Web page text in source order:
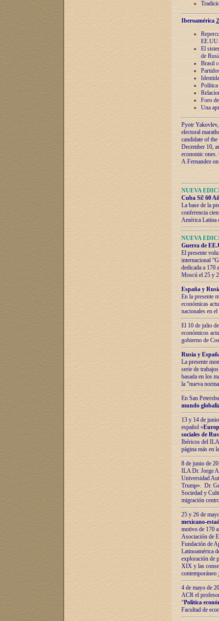
Iberoamérica
EE.UU.
El
de
Brasil
Política
Foro
Una
Pyotr
electoral
candidate of
December 10,
economic
A.Fernandez
NUEVA
Cuba Sí! 60
La base de la
conferencia
América Latina
NUEVA
Guerra de
El presente
internacional
dedicada a 170
Moscú el 25 y
España y
En la presente
económicas
nacionales en
El 10 de julio
económicos
gobierno de
Rusia y
La presente
serie de
basada en los
la “nueva
En San
mundo
13 y 14 de
español «
sociales de
Ibéricos del ILA
página más en
8 de junio de
ILA Dr. Jorge
Universidad
Trump». Dr.
Sociedad y
migración
25 y 26 de
mexicano-
motivo de 170
Asociación de
Fundación de
Latinoamérica
exploración de
XIX y las
contemporáneo
4 de mayo de
ACR el
“Política
Facultad de